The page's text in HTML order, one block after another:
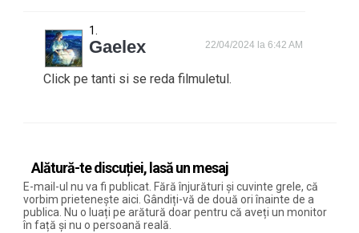
Gaelex 22/04/2024 la 6:42 AM
Click pe tanti si se reda filmuletul.
Alătură-te discuției, lasă un mesaj
E-mail-ul nu va fi publicat. Fără înjurături și cuvinte grele, că
vorbim prietenește aici. Gândiți-vă de două ori înainte de a
publica. Nu o luați pe arătură doar pentru că aveți un monitor
în față și nu o persoană reală.